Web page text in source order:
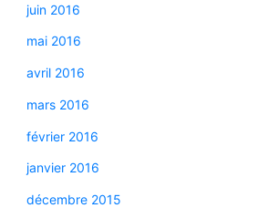
juin 2016
mai 2016
avril 2016
mars 2016
février 2016
janvier 2016
décembre 2015